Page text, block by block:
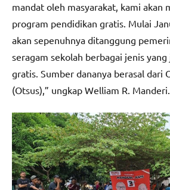
mandat oleh masyarakat, kami akan
program pendidikan gratis. Mulai
akan sepenuhnya ditanggung
seragam sekolah berbagai jenis
gratis. Sumber dananya berasal dari
(Otsus),” ungkap Welliam R. Manderi.